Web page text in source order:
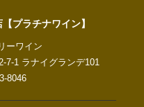
プラチナワイン】
ーワイン
7-1 ラナイグランデ101
8046